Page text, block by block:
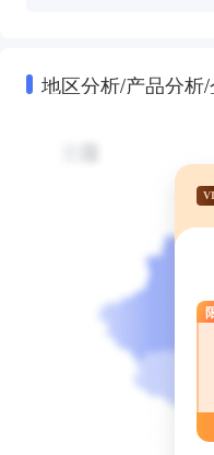
地区分析/产品分析